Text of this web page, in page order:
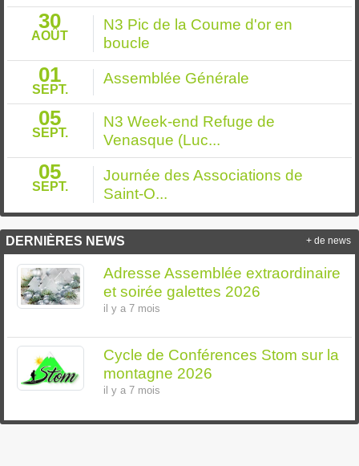
30
AOÛT
N3 Pic de la Coume d'or en
boucle
01
SEPT.
Assemblée Générale
05
SEPT.
N3 Week-end Refuge de
Venasque (Luc...
05
SEPT.
Journée des Associations de
Saint-O...
DERNIÈRES NEWS
Adresse Assemblée extraordinaire
et soirée galettes 2026
il y a 7 mois
Cycle de Conférences Stom sur la
montagne 2026
il y a 7 mois
+ de news